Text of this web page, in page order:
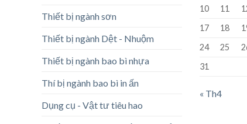
Thiết bị ngành sơn
Thiết bị ngành Dệt - Nhuộm
Thiết bị ngành bao bì nhựa
Thí bị ngành bao bì in ấn
Dụng cụ - Vật tư tiêu hao
10
11
17
18
24
25
31
« Th4